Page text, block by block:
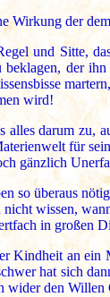
Wirkung der
und Sitte,
der
wird!
alles darum zu,
für
gänzlich
so überaus
wissen,
in großen
Kindheit an ein
hat sich
wider den Willen